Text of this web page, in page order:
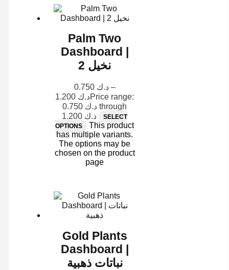
Palm Two
Dashboard |
نخيل 2
د.ك 0.750
–
د.كPrice range:
د.ك 0.750 through
د.ك 1.200
SELECT
OPTIONS
This product
has multiple variants.
The options may be
chosen on the product
page
Gold Plants
Dashboard |
نباتات ذهبية